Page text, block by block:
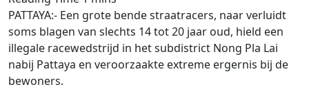
PATTAYA:- Een grote bende straatracers, naar verluidt
soms blagen van slechts 14 tot 20 jaar oud, hield een
illegale racewedstrijd in het subdistrict Nong Pla Lai
nabij Pattaya en veroorzaakte extreme ergernis bij de
bewoners.